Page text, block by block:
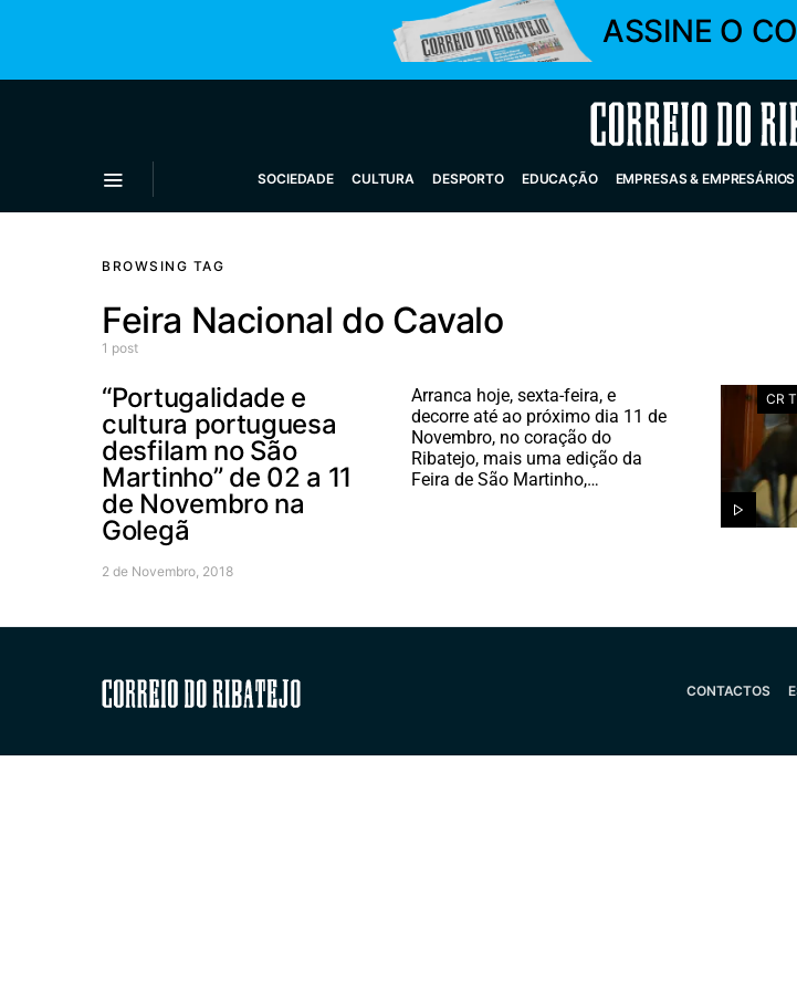
ASSINE O
Correio do Ribatejo
SOCIEDADE CULTURA DESPORTO EDUCAÇÃO EMPRESAS & EMPRESÁRIOS
BROWSING TAG
Feira Nacional do Cavalo
1 post
CR
“Portugalidade e
cultura portuguesa
desfilam no São
Martinho” de 02 a 11
de Novembro na
Golegã
Arranca hoje, sexta-feira, e
decorre até ao próximo dia 11 de
Novembro, no coração do
Ribatejo, mais uma edição da
Feira de São Martinho,…
2 de Novembro, 2018
Correio do Ribatejo CONTACTOS